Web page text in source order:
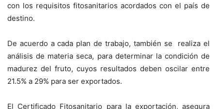
con los requisitos fitosanitarios acordados con el país de
destino.
De acuerdo a cada plan de trabajo, también se realiza el
análisis de materia seca, para determinar la condición de
madurez del fruto, cuyos resultados deben oscilar entre
21.5% a 29% para ser exportados.
El Certificado Fitosanitario para la exportación, asegura